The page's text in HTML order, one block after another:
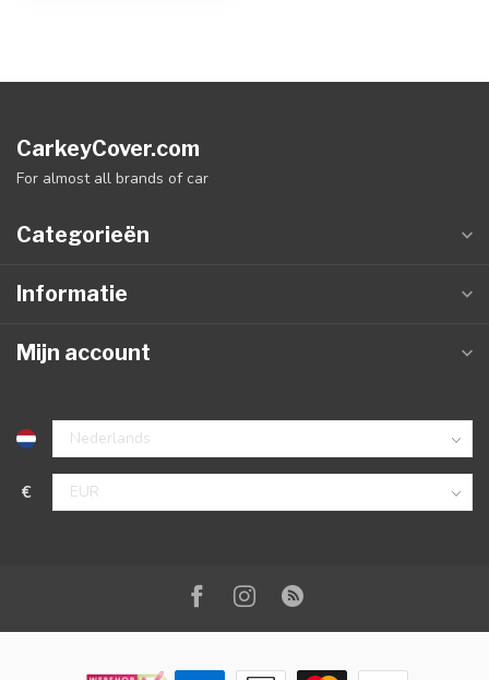
CarkeyCover.com
For almost all brands of car
Categorieën
Informatie
Mijn account
€